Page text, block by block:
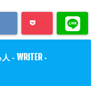
人 - WRITER -